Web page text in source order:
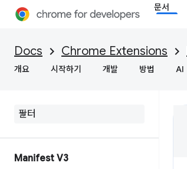
문서
Docs Chrome Extensions
개요 시작하기 개발 방법 AI
Manifest V3